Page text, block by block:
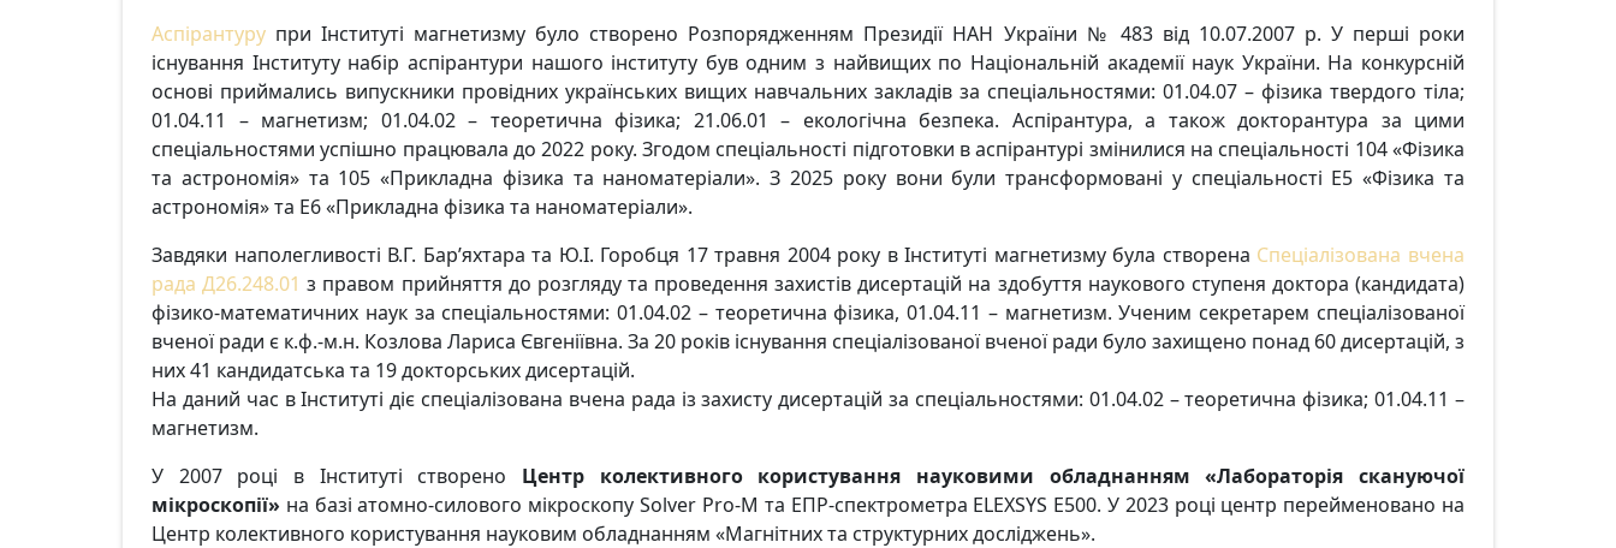
Аспірантуру при Інституті магнетизму було створено Розпорядженням Президії НАН України № 483 від 10.07.2007 р. У перші роки
існування Інституту набір аспірантури нашого інституту був одним з найвищих по Національній академії наук України. На конкурсній
основі приймались випускники провідних українських вищих навчальних закладів за спеціальностями: 01.04.07 – фізика твердого тіла;
01.04.11 – магнетизм; 01.04.02 – теоретична фізика; 21.06.01 – екологічна безпека. Аспірантура, а також докторантура за цими
спеціальностями успішно працювала до 2022 року. Згодом спеціальності підготовки в аспірантурі змінилися на спеціальності 104 «Фізика
та астрономія» та 105 «Прикладна фізика та наноматеріали». З 2025 року вони були трансформовані у спеціальності Е5 «Фізика та
астрономія» та Е6 «Прикладна фізика та наноматеріали».
Завдяки наполегливості В.Г. Бар’яхтара та Ю.І. Горобця 17 травня 2004 року в Інституті магнетизму була створена Спеціалізована вчена
рада Д26.248.01 з правом прийняття до розгляду та проведення захистів дисертацій на здобуття наукового ступеня доктора (кандидата)
фізико-математичних наук за спеціальностями: 01.04.02 – теоретична фізика, 01.04.11 – магнетизм. Ученим секретарем спеціалізованої
вченої ради є к.ф.-м.н. Козлова Лариса Євгеніївна. За 20 років існування спеціалізованої вченої ради було захищено понад 60 дисертацій, з
них 41 кандидатська та 19 докторських дисертацій.
На даний час в Інституті діє спеціалізована вчена рада із захисту дисертацій за спеціальностями: 01.04.02 – теоретична фізика; 01.04.11 –
магнетизм.
У 2007 році в Інституті створено Центр колективного користування науковими обладнанням «Лабораторія скануючої
мікроскопії» на базі атомно-силового мікроскопу Solver Pro-М та ЕПР-спектрометра ELEXSYS E500. У 2023 році центр перейменовано на
Центр колективного користування науковим обладнанням «Магнітних та структурних досліджень».